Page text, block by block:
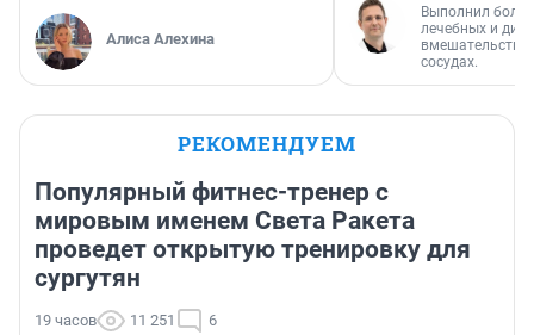
Алиса Алехина
Выполнил
лечебных и
вмешательств
сосудах.
РЕКОМЕНДУЕМ
Популярный фитнес-тренер с
мировым именем Света Ракета
проведет открытую тренировку для
сургутян
19 часов 11 251 6